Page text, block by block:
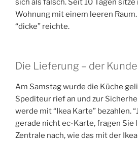
sich als falsch. Seit 10 Tagen
Wohnung mit einem leeren Raum.
“dicke” reichte.
Die Lieferung – der
Am Samstag wurde die Küche
Spediteur rief an und zur
werde mit “Ikea Karte” bezahlen.
gerade nicht ec-Karte, fragen Sie
Zentrale nach, wie das mit der